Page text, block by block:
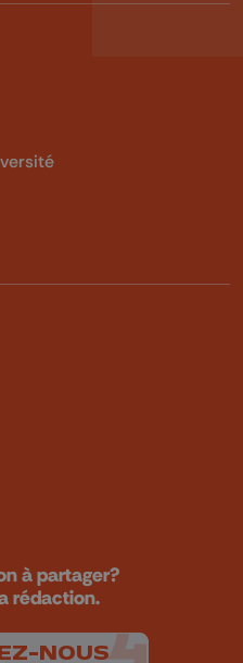
à partager?
rédaction.
NOUS